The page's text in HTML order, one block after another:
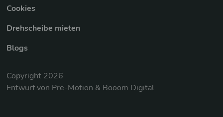
Cookies
Drehscheibe mieten
Blogs
Copyright 2026
Entwurf von Pre-Motion & Booom Digital